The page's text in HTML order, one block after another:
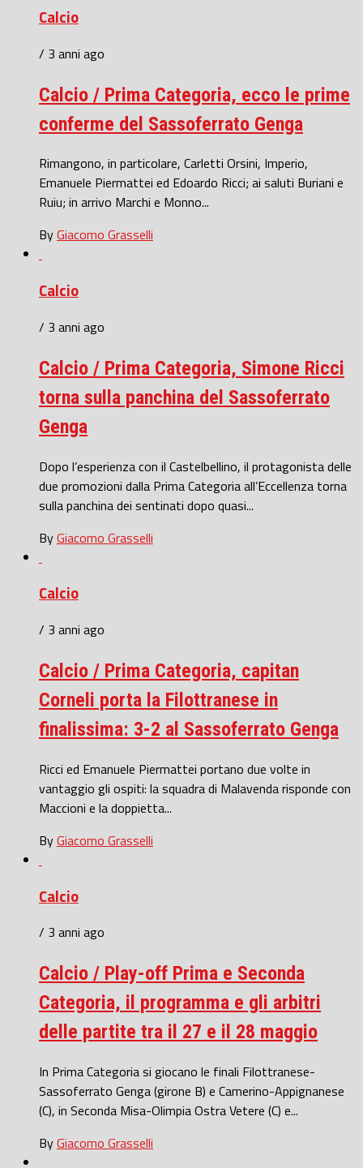
Calcio
/ 3 anni ago
Calcio / Prima Categoria, ecco le prime
conferme del Sassoferrato Genga
Rimangono, in particolare, Carletti Orsini, Imperio,
Emanuele Piermattei ed Edoardo Ricci; ai saluti Buriani e
Ruiu; in arrivo Marchi e Monno...
ByGiacomo Grasselli
Calcio
/ 3 anni ago
Calcio / Prima Categoria, Simone Ricci
torna sulla panchina del Sassoferrato
Genga
Dopo l’esperienza con il Castelbellino, il protagonista delle
due promozioni dalla Prima Categoria all’Eccellenza torna
sulla panchina dei sentinati dopo quasi...
ByGiacomo Grasselli
Calcio
/ 3 anni ago
Calcio / Prima Categoria, capitan
Corneli porta la Filottranese in
finalissima: 3-2 al Sassoferrato Genga
Ricci ed Emanuele Piermattei portano due volte in
vantaggio gli ospiti: la squadra di Malavenda risponde con
Maccioni e la doppietta...
ByGiacomo Grasselli
Calcio
/ 3 anni ago
Calcio / Play-off Prima e Seconda
Categoria, il programma e gli arbitri
delle partite tra il 27 e il 28 maggio
In Prima Categoria si giocano le finali Filottranese-
Sassoferrato Genga (girone B) e Camerino-Appignanese
(C), in Seconda Misa-Olimpia Ostra Vetere (C) e...
ByGiacomo Grasselli